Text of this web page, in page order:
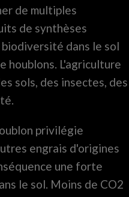
de multiples
de synthèses
dans le sol
houblons. L'agriculture
sols, des insectes, des
privilégie
engrais d'origines
une forte
le sol. Moins de CO2